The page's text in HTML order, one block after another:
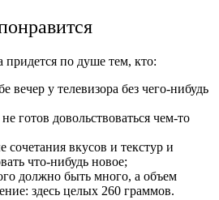
придется по душе тем, кто:
вечер у телевизора без чего-нибудь
готов довольствоваться чем-то
вкусов и текстур и
что-нибудь новое;
должно быть много, а объем
здесь целых 260 граммов.